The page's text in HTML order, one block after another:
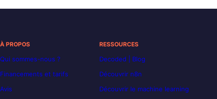
À PROPOS
Qui sommes-nous ?
Financements et tarifs
Avis
RESSOURCES
Decoded | Blog
Découvrir n8n
Découvrir le machine learning